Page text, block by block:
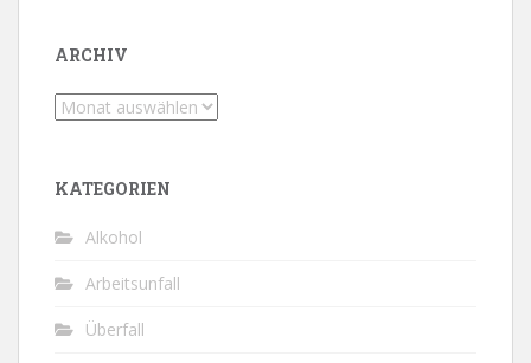
ARCHIV
Archiv
KATEGORIEN
Alkohol
Arbeitsunfall
Überfall